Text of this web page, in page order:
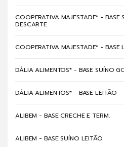
COOPERATIVA MAJESTADE* - BASE
DESCARTE
COOPERATIVA MAJESTADE* - BASE
DÁLIA ALIMENTOS* - BASE SUÍNO
DÁLIA ALIMENTOS* - BASE LEITÃO
ALIBEM - BASE CRECHE E TERM.
ALIBEM - BASE SUÍNO LEITÃO